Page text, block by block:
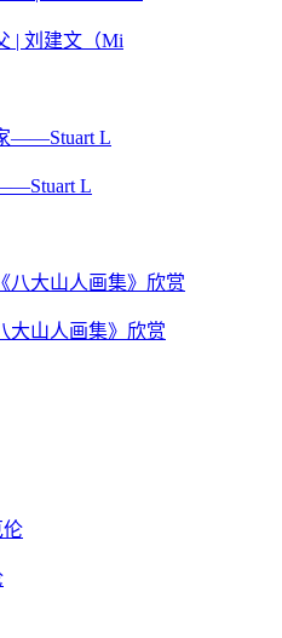
| 刘建文（Mi
L
大山人画集》欣赏